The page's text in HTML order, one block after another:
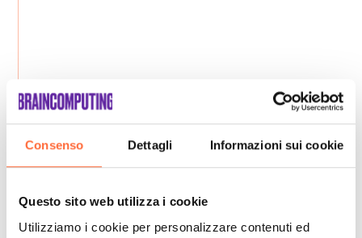
Consenso Dettagli Informazioni sui cookie
Questo sito web utilizza i cookie
Utilizziamo i cookie per personalizzare contenuti ed